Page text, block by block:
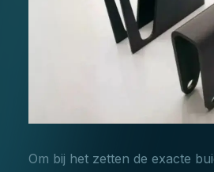
Om bij het zetten de exacte